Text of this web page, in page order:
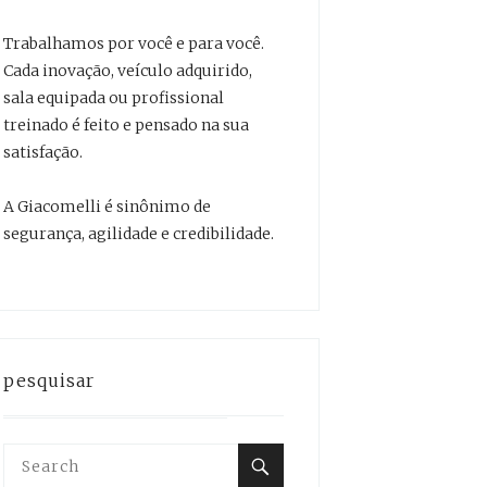
Trabalhamos por você e para você.
Cada inovação, veículo adquirido,
sala equipada ou profissional
treinado é feito e pensado na sua
satisfação.
A Giacomelli é sinônimo de
segurança, agilidade e credibilidade.
pesquisar
Search